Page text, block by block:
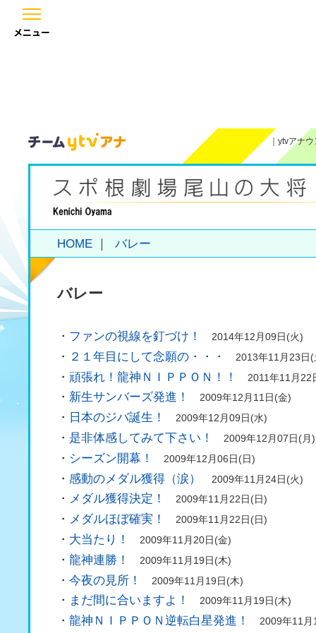
メニュー
ytvアナ
HOME ｜ バレー
バレー
・ ファンの視線を釘づけ！ 2014年12月09日(火)
・ ２１年目にして念願の・・・ 2013年11月23日(
・ 頑張れ！龍神ＮＩＰＰＯＮ！！ 2011年11月22
・ 新生サンバーズ発進！ 2009年12月11日(金)
・ 日本のジバ誕生！ 2009年12月09日(水)
・ 是非体感してみて下さい！ 2009年12月07日(月)
・ シーズン開幕！ 2009年12月06日(日)
・ 感動のメダル獲得（涙） 2009年11月24日(火)
・ メダル獲得決定！ 2009年11月22日(日)
・ メダルほぼ確実！ 2009年11月22日(日)
・ 大当たり！ 2009年11月20日(金)
・ 龍神連勝！ 2009年11月19日(木)
・ 今夜の見所！ 2009年11月19日(木)
・ まだ間に合いますよ！ 2009年11月19日(木)
・ 龍神ＮＩＰＰＯＮ逆転白星発進！ 2009年11